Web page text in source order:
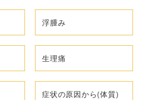
浮腫み
生理痛
症状の原因から(体質)